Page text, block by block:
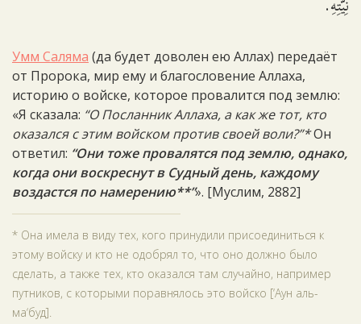
Умм Саляма (да будет доволен ею Аллах) передаёт
от Пророка, мир ему и благословение Аллаха,
историю о войске, которое провалится под землю:
«Я сказала: “О Посланник Аллаха, а как же тот, кто
оказался с этим войском против своей воли?”*Он
ответил: “Они тоже провалятся под землю, однако,
когда они воскреснут в Судный день, каждому
воздастся по намерению**”». [Муслим, 2882]
* Она имела в виду тех, кого принудили присоединиться к
этому войску и кто не одобрял то, что оно должно было
сделать, а также тех, кто оказался там случайно, например
путников, с которыми поравнялось это войско [‘Аун аль-
ма‘буд].